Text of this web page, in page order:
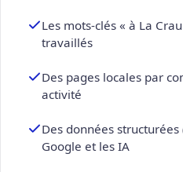
Les mots-clés « à La
travaillés
Des pages locales par
activité
Des données
Google et les IA